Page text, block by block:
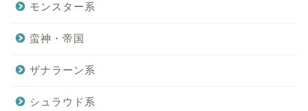
モンスター系
蛮神・帝国
ザナラーン系
シュラウド系